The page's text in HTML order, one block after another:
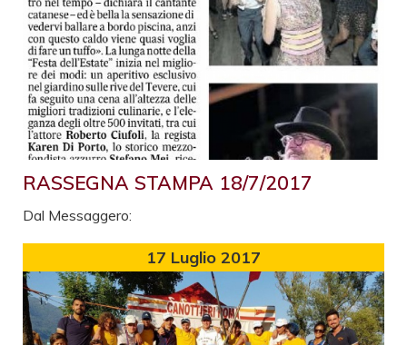
RASSEGNA STAMPA 18/7/2017
Dal Messaggero:
17 Luglio 2017